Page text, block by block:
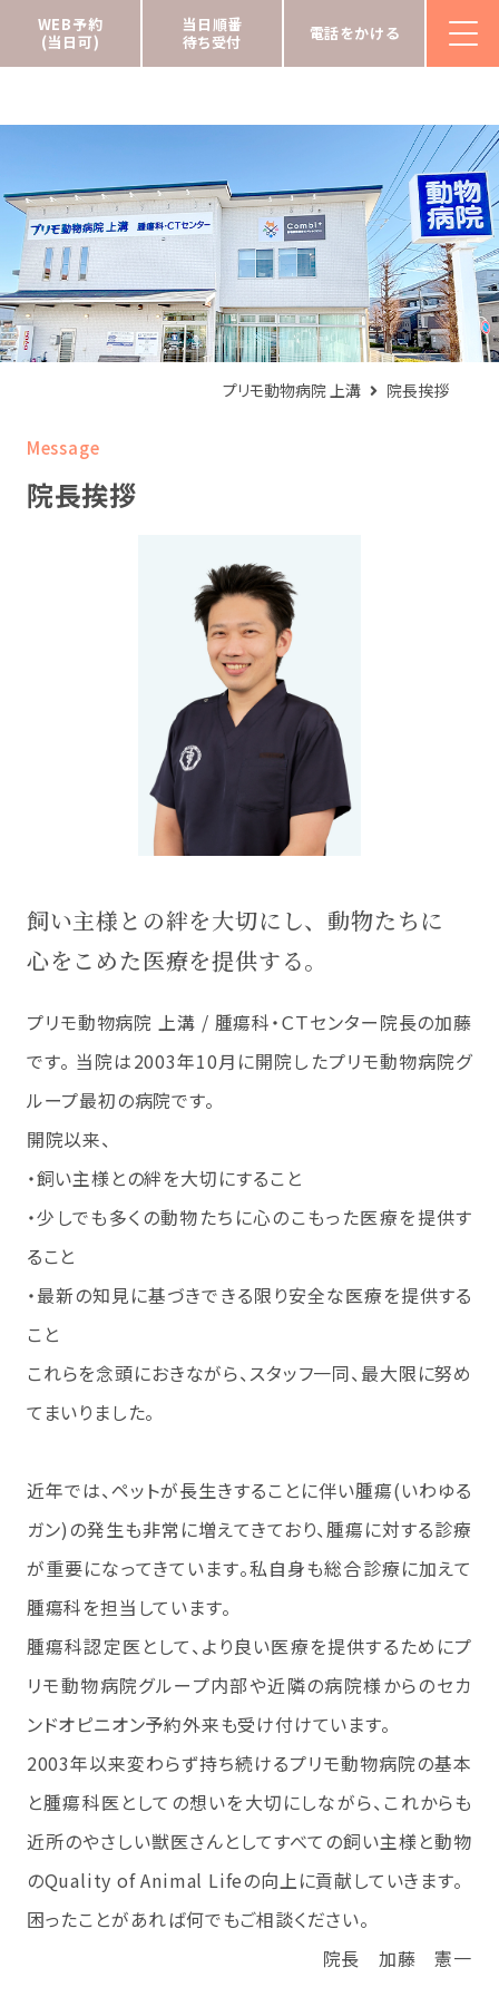
WEB予約
(当日可)
当日順番
待ち受付
電話をかける
プリモ動物病院 上溝 院長挨拶
Message
院長挨拶
飼い主様との絆を大切にし、動物たちに
心をこめた医療を提供する。
プリモ動物病院 上溝 / 腫瘍科・ＣＴセンター院長の加藤
です。 当院は2003年10月に開院したプリモ動物病院グ
ループ最初の病院です。
開院以来、
・飼い主様との絆を大切にすること
・少しでも多くの動物たちに心のこもった医療を提供す
ること
・最新の知見に基づきできる限り安全な医療を提供する
こと
これらを念頭におきながら、スタッフ一同、最大限に努め
てまいりました。
近年では、ペットが長生きすることに伴い腫瘍(いわゆる
ガン)の発生も非常に増えてきており、腫瘍に対する診療
が重要になってきています。私自身も総合診療に加えて
腫瘍科を担当しています。
腫瘍科認定医として、より良い医療を提供するためにプ
リモ動物病院グループ内部や近隣の病院様からのセカ
ンドオピニオン予約外来も受け付けています。
2003年以来変わらず持ち続けるプリモ動物病院の基本
と腫瘍科医としての想いを大切にしながら、これからも
近所のやさしい獣医さんとしてすべての飼い主様と動物
のQuality of Animal Lifeの向上に貢献していきます。
困ったことがあれば何でもご相談ください。
院長 加藤 憲一